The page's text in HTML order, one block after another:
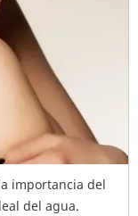
importancia del
del agua.